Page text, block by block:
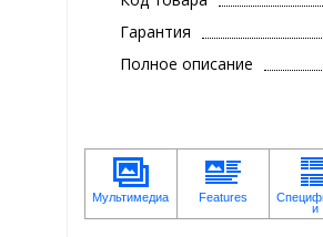
Гарантия
Полное описание